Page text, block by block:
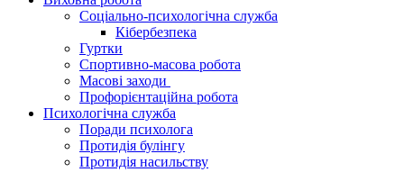
Соціально-психологічна служба
Кібербезпека
Гуртки
Спортивно-масова робота
Масові заходи
Профорієнтаційна робота
Психологічна служба
Поради психолога
Протидія булінгу
Протидія насильству